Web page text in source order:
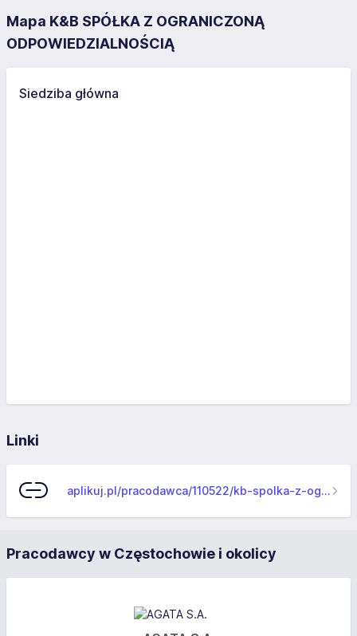
Mapa K&B SPÓŁKA Z OGRANICZONĄ
ODPOWIEDZIALNOŚCIĄ
Siedziba główna
Linki
aplikuj.pl/pracodawca/110522/kb-spolka-z-ograniczona-odpowiedzialnoscia
Pracodawcy w Częstochowie i okolicy